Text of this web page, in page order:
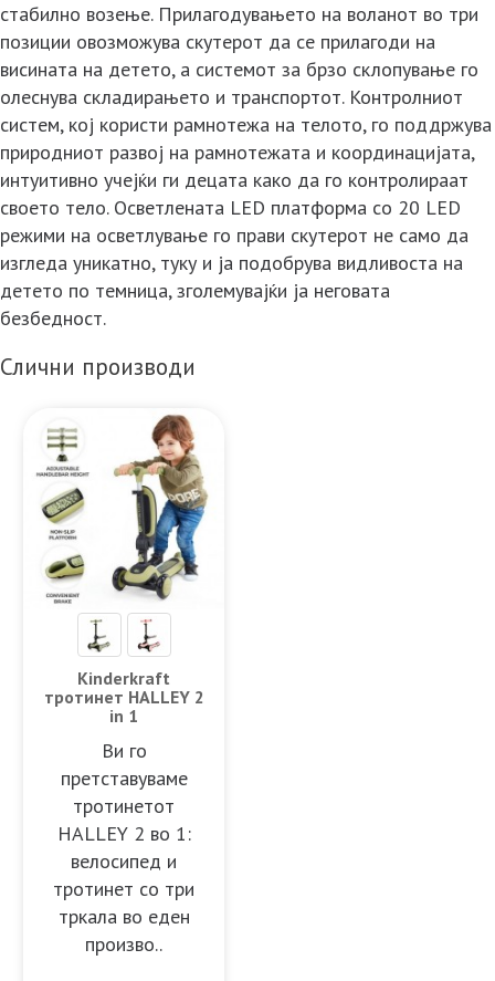
стабилно возење. Прилагодувањето на воланот во три
позиции овозможува скутерот да се прилагоди на
висината на детето, а системот за брзо склопување го
олеснува складирањето и транспортот. Контролниот
систем, кој користи рамнотежа на телото, го поддржува
природниот развој на рамнотежата и координацијата,
интуитивно учејќи ги децата како да го контролираат
своето тело. Осветлената LED платформа со 20 LED
режими на осветлување го прави скутерот не само да
изгледа уникатно, туку и ја подобрува видливоста на
детето по темница, зголемувајќи ја неговата
безбедност.
Слични производи
Kinderkraft
тротинет HALLEY 2
in 1
Ви го
претставуваме
тротинетот
HALLEY 2 во 1:
велосипед и
тротинет со три
тркала во еден
произво..